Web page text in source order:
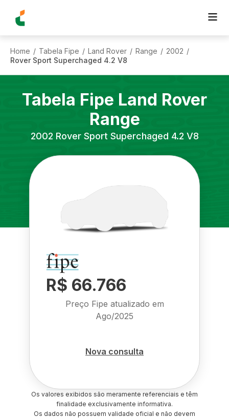
Home / Tabela Fipe / Land Rover / Range / 2002 /
Rover Sport Superchaged 4.2 V8
Tabela Fipe Land Rover
Range
2002 Rover Sport Superchaged 4.2 V8
R$ 66.766
Preço Fipe atualizado em
Ago/2025
Nova consulta
Os valores exibidos são meramente referenciais e têm
finalidade exclusivamente informativa.
Os dados não possuem validade oficial e não devem